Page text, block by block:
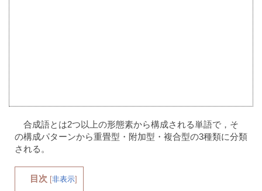
合成語とは2つ以上の形態素から構成される単語で，そ
の構成パターンから重畳型・附加型・複合型の3種類に分類
される。
目次 [非表示]